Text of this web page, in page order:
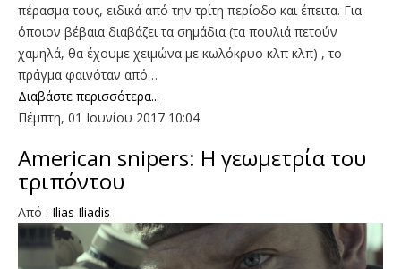
πέρασμα τους, ειδικά από την τρίτη περίοδο και έπειτα. Για
όποιον βέβαια διαβάζει τα σημάδια (τα πουλιά πετούν
χαμηλά, θα έχουμε χειμώνα με κωλόκρυο κλπ κλπ) , το
πράγμα φαινόταν από…
Διαβάστε περισσότερα...
Πέμπτη, 01 Ιουνίου 2017 10:04
American snipers: Η γεωμετρία του
τριπόντου
Από : Ilias Iliadis